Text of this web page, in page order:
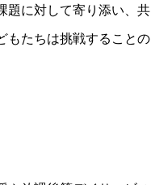
題に対して寄り添い、共
もたちは挑戦することの